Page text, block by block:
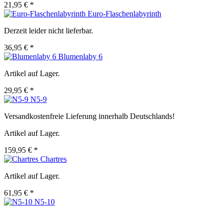
21,95 € *
Euro-Flaschenlabyrinth
Derzeit leider nicht lieferbar.
36,95 € *
Blumenlaby 6
Artikel auf Lager.
29,95 € *
N5-9
Versandkostenfreie Lieferung innerhalb Deutschlands!
Artikel auf Lager.
159,95 € *
Chartres
Artikel auf Lager.
61,95 € *
N5-10